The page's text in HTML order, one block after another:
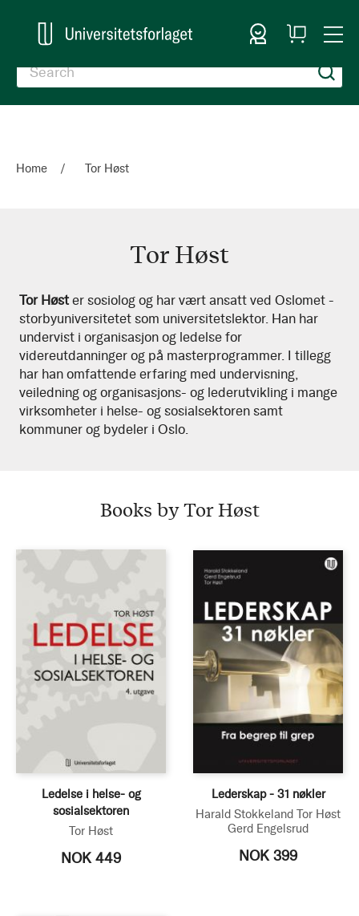
Sign In
My
Cart
Home Tor Høst
Tor Høst
Tor
Høst
Tor Høst er sosiolog og har vært ansatt ved Oslomet -
storbyuniversitetet som universitetslektor. Han har
undervist i organisasjon og ledelse for
videreutdanninger og på masterprogrammer. I tillegg
har han omfattende erfaring med undervisning,
veiledning og organisasjons- og lederutvikling i mange
virksomheter i helse- og sosialsektoren samt
kommuner og bydeler i Oslo.
Books by Tor Høst
Ledelse i helse- og
sosialsektoren
Tor Høst
NOK 449
Lederskap - 31 nøkler
Harald Stokkeland Tor Høst
Gerd Engelsrud
NOK 399